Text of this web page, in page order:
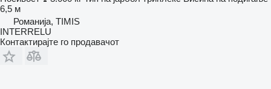
6,5 м
Романија, TIMIS
INTERRELU
Контактирајте го продавачот